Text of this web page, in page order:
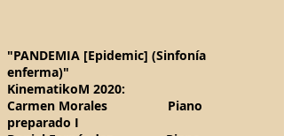
"PANDEMIA [Epidemic] (Sinfonía
enferma)"
KinematikoM 2020:
Carmen Morales Piano
preparado I